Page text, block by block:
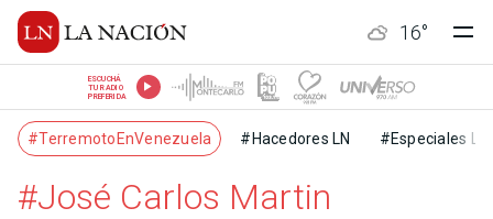
16°
ESCUCHÁ
TU RADIO
PREFERIDA
#TerremotoEnVenezuela #Hacedores LN #Especiales LN
#José Carlos Martin